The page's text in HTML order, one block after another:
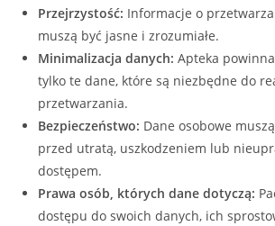
Przejrzystość: Informacje o
muszą być jasne i zrozumiałe.
Minimalizacja danych: Apteka
tylko te dane, które są niezbędne do
przetwarzania.
Bezpieczeństwo: Dane osobowe
przed utratą, uszkodzeniem lub
dostępem.
Prawa osób, których dane dotyczą:
dostępu do swoich danych, ich